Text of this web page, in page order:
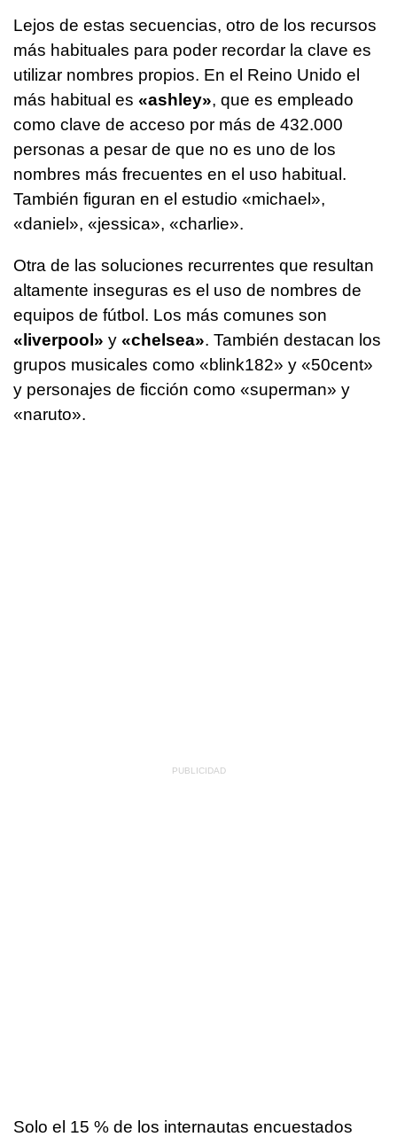
Lejos de estas secuencias, otro de los recursos
más habituales para poder recordar la clave es
utilizar nombres propios. En el Reino Unido el
más habitual es «ashley», que es empleado
como clave de acceso por más de 432.000
personas a pesar de que no es uno de los
nombres más frecuentes en el uso habitual.
También figuran en el estudio «michael»,
«daniel», «jessica», «charlie».
Otra de las soluciones recurrentes que resultan
altamente inseguras es el uso de nombres de
equipos de fútbol. Los más comunes son
«liverpool» y «chelsea». También destacan los
grupos musicales como «blink182» y «50cent»
y personajes de ficción como «superman» y
«naruto».
Solo el 15 % de los internautas encuestados